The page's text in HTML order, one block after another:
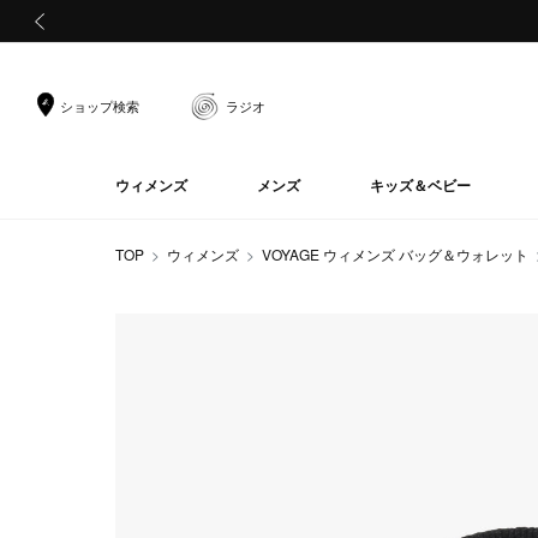
ショップ検索 ラジオ
ウィメンズ メンズ キッズ＆ベビー
TOP ウィメンズ VOYAGE ウィメンズ バッグ＆ウォレット